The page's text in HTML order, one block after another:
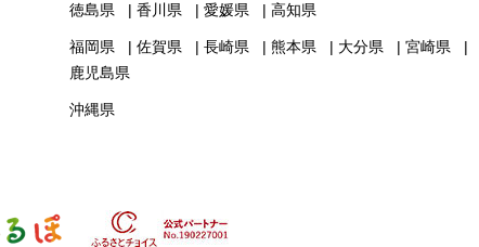
徳島県 香川県 愛媛県 高知県
福岡県 佐賀県 長崎県 熊本県 大分県
宮崎県
鹿児島県
沖縄県